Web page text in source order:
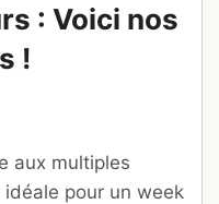
: Voici nos
!
aux multiples
pour un week